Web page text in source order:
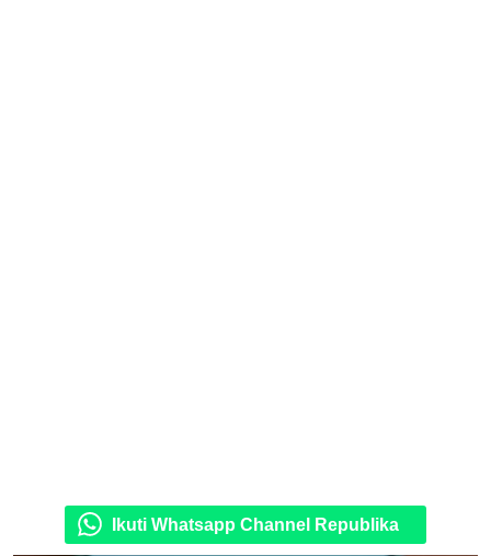
Ikuti Whatsapp Channel Republika